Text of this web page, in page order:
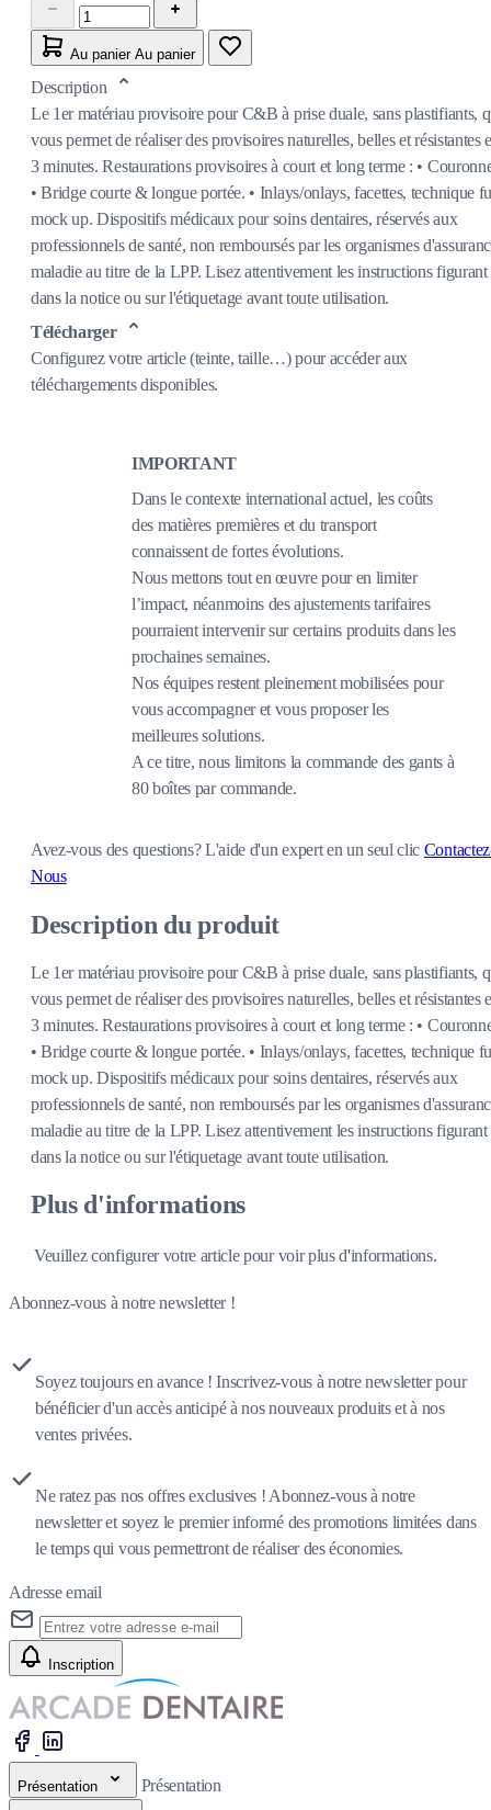
Au panier Au panier
Description
Le 1er matériau provisoire pour C&B à prise duale, sans plastifiants,
vous permet de réaliser des provisoires naturelles, belles et résistantes
3 minutes. Restaurations provisoires à court et long terme : •
• Bridge courte & longue portée. • Inlays/onlays, facettes, technique
mock up. Dispositifs médicaux pour soins dentaires, réservés aux
professionnels de santé, non remboursés par les organismes
maladie au titre de la LPP. Lisez attentivement les instructions figurant
dans la notice ou sur l'étiquetage avant toute utilisation.
Télécharger
Configurez votre article (teinte, taille…) pour accéder aux
téléchargements disponibles.
IMPORTANT
Dans le contexte international actuel, les coûts
des matières premières et du transport
connaissent de fortes évolutions.
Nous mettons tout en œuvre pour en limiter
l’impact, néanmoins des ajustements tarifaires
pourraient intervenir sur certains produits dans les
prochaines semaines.
Nos équipes restent pleinement mobilisées pour
vous accompagner et vous proposer les
meilleures solutions.
A ce titre, nous limitons la commande des gants à
80 boîtes par commande.
Avez-vous des questions?L'aide d'un expert en un seul clic
Nous
Description du produit
Le 1er matériau provisoire pour C&B à prise duale, sans plastifiants,
vous permet de réaliser des provisoires naturelles, belles et résistantes
3 minutes. Restaurations provisoires à court et long terme : •
• Bridge courte & longue portée. • Inlays/onlays, facettes, technique
mock up. Dispositifs médicaux pour soins dentaires, réservés aux
professionnels de santé, non remboursés par les organismes
maladie au titre de la LPP. Lisez attentivement les instructions figurant
dans la notice ou sur l'étiquetage avant toute utilisation.
Plus d'informations
Veuillez configurer votre article pour voir plus d'informations.
Abonnez-vous à notre newsletter !
Soyez toujours en avance ! Inscrivez-vous à notre newsletter pour
bénéficier d'un accès anticipé à nos nouveaux produits et à nos
ventes privées.
Ne ratez pas nos offres exclusives ! Abonnez-vous à notre
newsletter et soyez le premier informé des promotions limitées dans
le temps qui vous permettront de réaliser des économies.
Adresse email
Inscription
Présentation Présentation